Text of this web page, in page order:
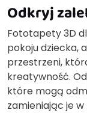
Odkryj
Fototapety 3D
pokoju dziecka,
przestrzeni,
kreatywność.
które mogą
zamieniając je